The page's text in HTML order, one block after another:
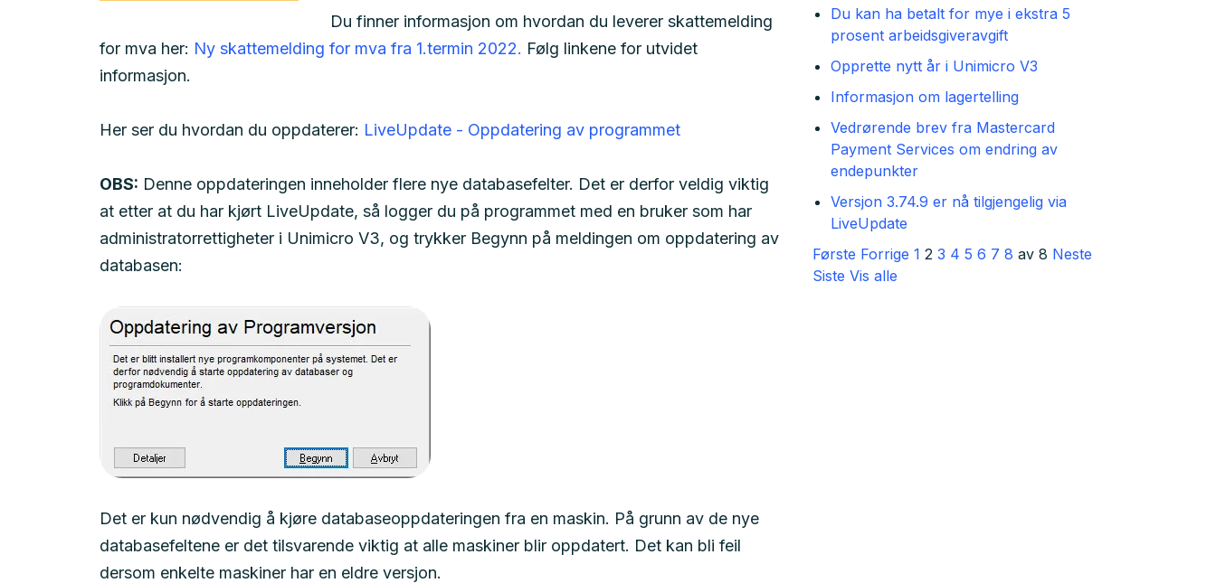
Du kan ha betalt for mye i ekstra 5
prosent arbeidsgiveravgift
Opprette nytt år i Unimicro V3
Informasjon om lagertelling
Vedrørende brev fra Mastercard
Payment Services om endring av
endepunkter
Versjon 3.74.9 er nå tilgjengelig via
LiveUpdate
Første Forrige 1 2 3 4 5 6 7 8 av 8 Neste
Siste Vis alle
Du finner informasjon om hvordan du leverer skattemelding
for mva her: Ny skattemelding for mva fra 1.termin 2022. Følg linkene for utvidet
informasjon.
Her ser du hvordan du oppdaterer: LiveUpdate - Oppdatering av programmet
OBS: Denne oppdateringen inneholder flere nye databasefelter. Det er derfor veldig viktig
at etter at du har kjørt LiveUpdate, så logger du på programmet med en bruker som har
administratorrettigheter i Unimicro V3, og trykker Begynn på meldingen om oppdatering av
databasen:
Det er kun nødvendig å kjøre databaseoppdateringen fra en maskin. På grunn av de nye
databasefeltene er det tilsvarende viktig at alle maskiner blir oppdatert. Det kan bli feil
dersom enkelte maskiner har en eldre versjon.